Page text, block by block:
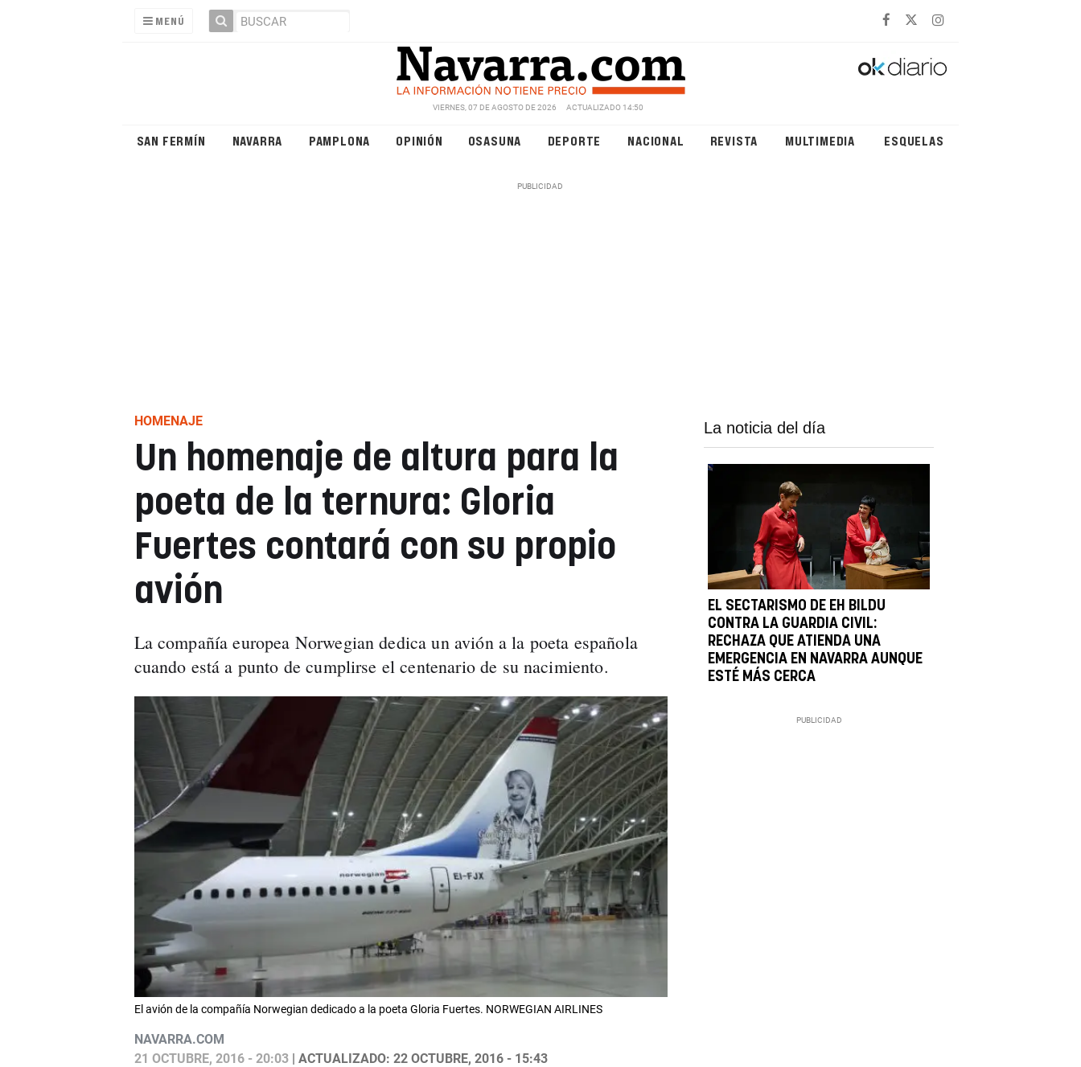
MENÚ
VIERNES, 07 DE AGOSTO DE 2026 ACTUALIZADO 14:50
SAN FERMÍN NAVARRA PAMPLONA OPINIÓN OSASUNA DEPORTE NACIONAL REVISTA MULTIMEDIA ESQUELAS
HOMENAJE
Un homenaje de altura para la
poeta de la ternura: Gloria
Fuertes contará con su propio
avión
La compañía europea Norwegian dedica un avión a la poeta española
cuando está a punto de cumplirse el centenario de su nacimiento.
El avión de la compañía Norwegian dedicado a la poeta Gloria Fuertes. NORWEGIAN AIRLINES
NAVARRA.COM
21 OCTUBRE, 2016 - 20:03| ACTUALIZADO: 22 OCTUBRE, 2016 - 15:43
La noticia del día
EL SECTARISMO DE EH BILDU
CONTRA LA GUARDIA CIVIL:
RECHAZA QUE ATIENDA UNA
EMERGENCIA EN NAVARRA AUNQUE
ESTÉ MÁS CERCA